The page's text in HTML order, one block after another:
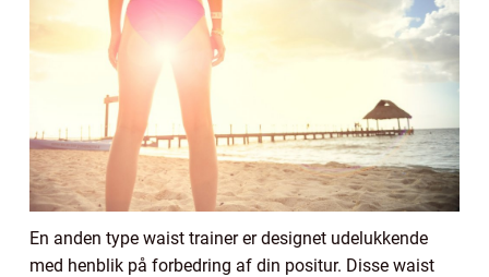
En anden type waist trainer er designet udelukkende
med henblik på forbedring af din positur. Disse waist